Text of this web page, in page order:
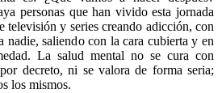
personas que han vivido esta jornada
televisión y series creando adicción, con
nadie, saliendo con la cara cubierta y en
La salud mental no se cura con
decreto, ni se valora de forma seria;
los mismos.